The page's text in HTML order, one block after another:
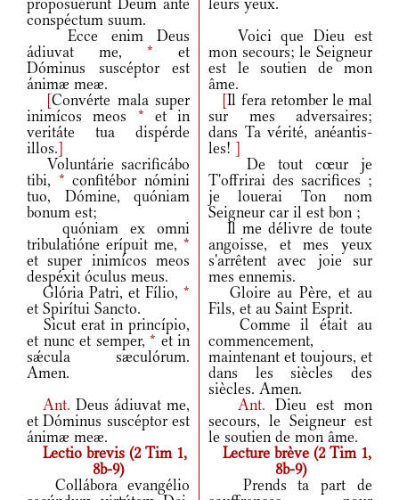
proposuérunt Deum ante
conspéctum suum.
leurs yeux.
Ecce enim Deus
ádiuvat me, * et
Dóminus suscéptor est
ánimæ meæ.
Voici que Dieu est
mon secours; le Seigneur
est le soutien de mon
âme.
[Convérte mala super
inimícos meos * et in
veritáte tua dispérde
illos.]
[Il fera retomber le mal
sur mes adversaires;
dans Ta vérité, anéantis-
les! ]
Voluntárie sacrificábo
tibi, * confitébor nómini
tuo, Dómine, quóniam
bonum est;
De tout cœur je
T'offrirai des sacrifices ;
je louerai Ton nom
Seigneur car il est bon ;
quóniam ex omni
tribulatióne erípuit me, *
et super inimícos meos
despéxit óculus meus.
Il me délivre de toute
angoisse, et mes yeux
s'arrêtent avec joie sur
mes ennemis.
Glória Patri, et Fílio, *
et Spirítui Sancto.
Gloire au Père, et au
Fils, et au Saint Esprit.
Sicut erat in princípio,
et nunc et semper, * et in
sǽcula sæculórum.
Amen.
Comme il était au
commencement,
maintenant et toujours, et
dans les siècles des
siècles. Amen.
Ant. Deus ádiuvat me,
et Dóminus suscéptor est
ánimæ meæ.
Ant. Dieu est mon
secours, le Seigneur est
le soutien de mon âme.
Lectio brevis (2 Tim 1,
8b-9)
Lecture brève (2 Tim 1,
8b-9)
Collábora evangélio
Prends ta part de